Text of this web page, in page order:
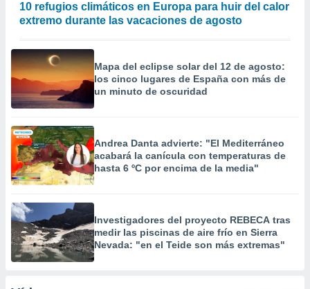
10 refugios climáticos en Europa para huir del calor
extremo durante las vacaciones de agosto
Mapa del eclipse solar del 12 de agosto:
los cinco lugares de España con más de
un minuto de oscuridad
Andrea Danta advierte: "El Mediterráneo
acabará la canícula con temperaturas de
hasta 6 ºC por encima de la media"
Investigadores del proyecto REBECA tras
medir las piscinas de aire frío en Sierra
Nevada: "en el Teide son más extremas"